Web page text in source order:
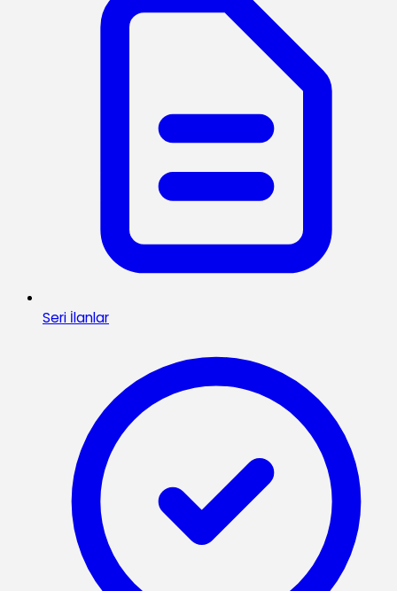
Seri İlanlar